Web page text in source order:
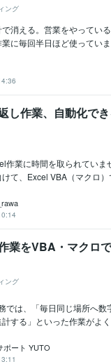
ング
消える。営業をやってい
に毎回半日ほど使ってい
し作業、自動化で
作業に時間を取られてい
て、Excel VBA（マクロ
業をVBA・マクロ
ング
では、「毎日同じ場所へ
する」といった作業がよ
ポート YUTO